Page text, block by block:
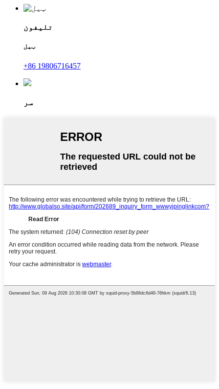
تلیفون
ټیل
+86 19806716457
سر